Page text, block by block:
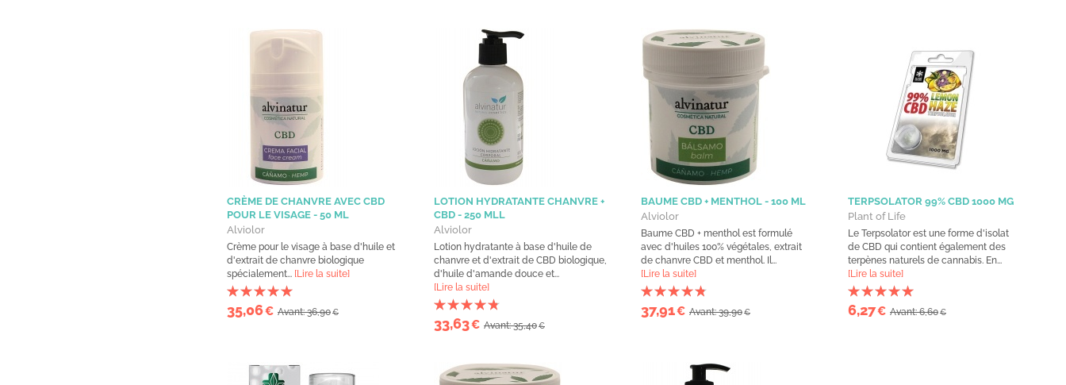
CRÈME DE CHANVRE AVEC CBD
POUR LE VISAGE - 50 ML
Alviolor
Crème pour le visage à base d'huile et
d'extrait de chanvre biologique
spécialement... [Lire la suite]
35,06€ Avant: 36,90€
LOTION HYDRATANTE CHANVRE +
CBD - 250 MLL
Alviolor
Lotion hydratante à base d'huile de
chanvre et d'extrait de CBD biologique,
d'huile d'amande douce et...
[Lire la suite]
33,63€ Avant: 35,40€
BAUME CBD + MENTHOL - 100 ML
Alviolor
Baume CBD + menthol est formulé
avec d'huiles 100% végétales, extrait
de chanvre CBD et menthol. Il...
[Lire la suite]
37,91€ Avant: 39,90€
TERPSOLATOR 99% CBD 1000 MG
Plant of Life
Le Terpsolator est une forme d'isolat
de CBD qui contient également des
terpènes naturels de cannabis. En...
[Lire la suite]
6,27€ Avant: 6,60€